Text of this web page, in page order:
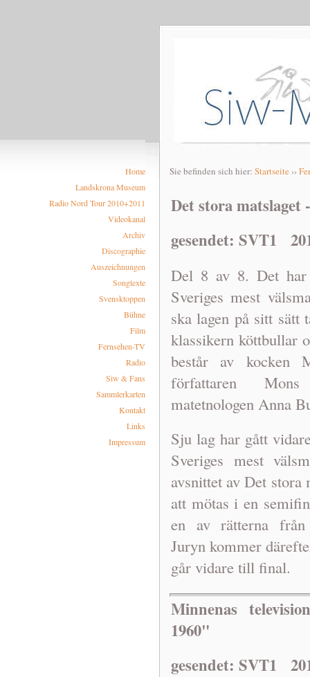
Home
Landskrona Museum
Radio Nord Tour 2010+2011
Videokanal
Archiv
Discographie
Auszeichnungen
Songtexte
Svensktoppen
Bühne
Film
Fernsehen-TV
Radio
Siw & Fans
Sammlerkarten
Kontakt
Links
Impressum
Sie befinden sich hier: Startseite ››
Det stora matslaget
gesendet: SVT1
Del 8 av 8. Det
Sveriges mest
ska lagen på sitt sätt
klassikern köttbullar
består av kocken
författaren
matetnologen Anna
Sju lag har gått
Sveriges mest
avsnittet av Det stora
att mötas i en
en av rätterna från
Juryn kommer
går vidare till final.
Minnenas
1960"
gesendet: SVT1